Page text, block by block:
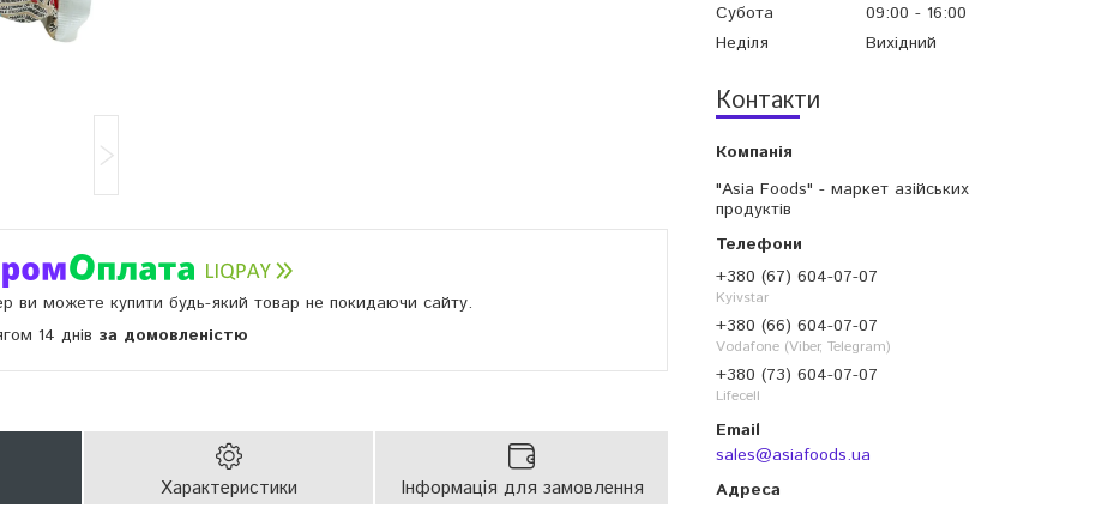
Субота
09:00
16:00
Неділя
Вихідний
Контакти
"Asia Foods" - маркет азійських
продуктів
+380 (67) 604-07-07
Kyivstar
+380 (66) 604-07-07
Vodafone (Viber, Telegram)
+380 (73) 604-07-07
Lifecell
sales@asiafoods.ua
ви можете купити будь-який товар не покидаючи сайту.
14 днів за домовленістю
Характеристики Інформація для замовлення